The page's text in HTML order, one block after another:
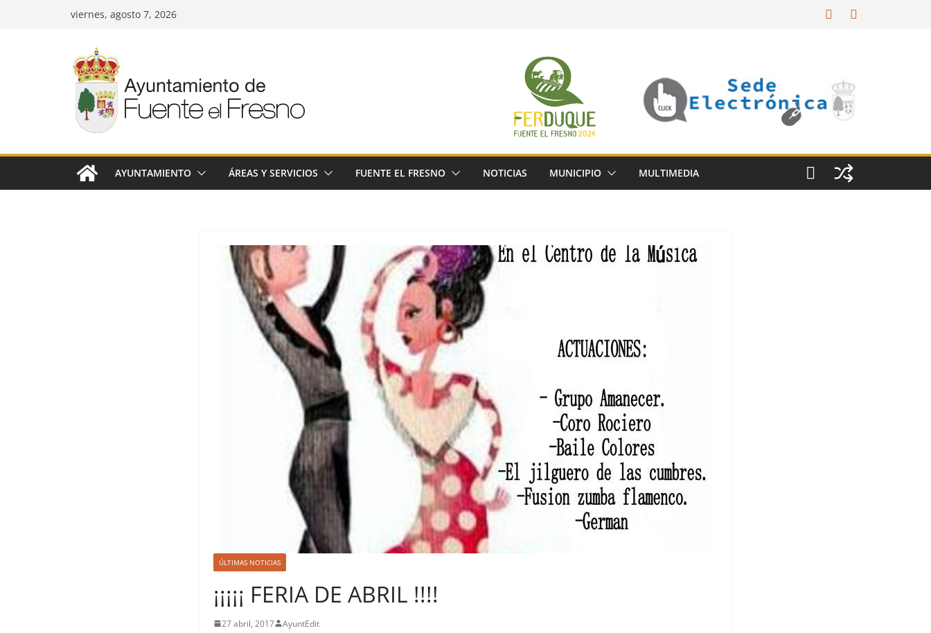
viernes, agosto 7, 2026
AYUNTAMIENTO ÁREAS Y SERVICIOS FUENTE EL FRESNO NOTICIAS MUNICIPIO MULTIMEDIA
ÚLTIMAS NOTICIAS
¡¡¡¡¡ FERIA DE ABRIL !!!!
27 abril, 2017 AyuntEdit